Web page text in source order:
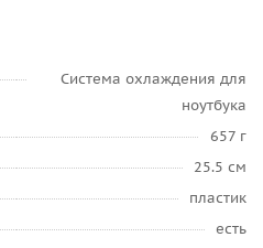
Система охлаждения для
ноутбука
657 г
25.5 см
пластик
есть